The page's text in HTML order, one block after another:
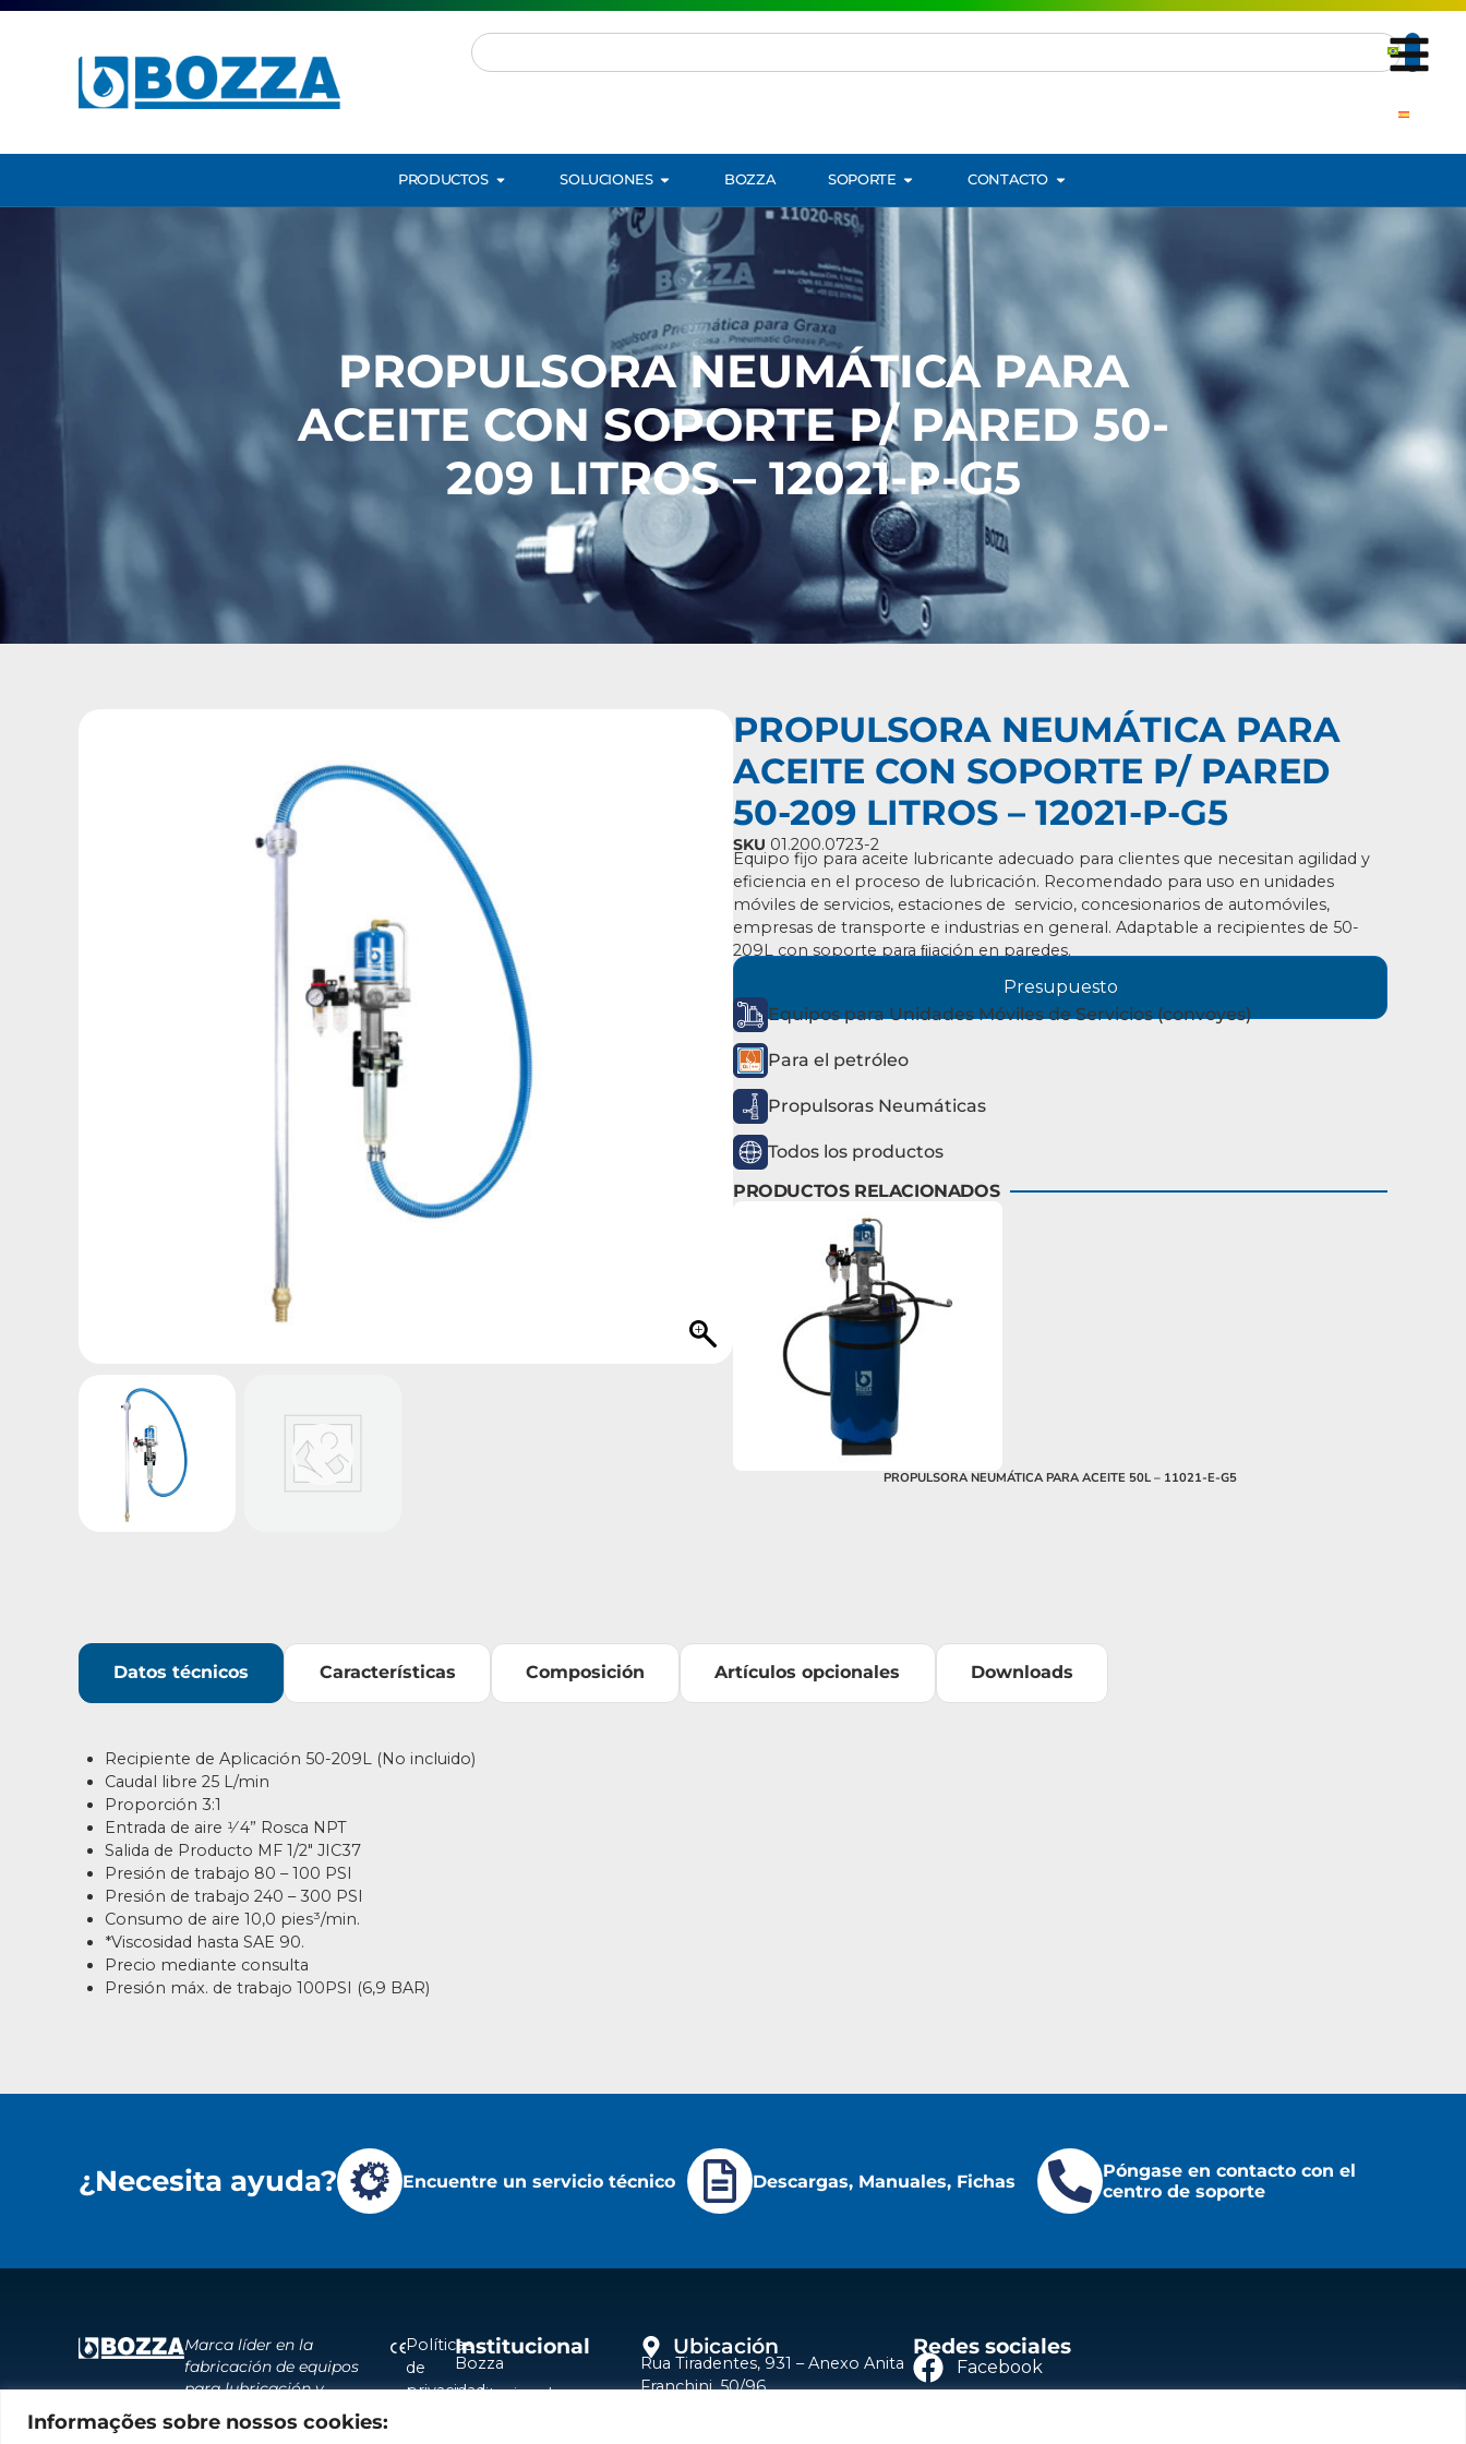
Informações sobre nossos cookies:
PRODUCTOS SOLUCIONES BOZZA SOPORTE CONTACTO
PROPULSORA NEUMÁTICA PARA
ACEITE CON SOPORTE P/ PARED 50-
209 LITROS – 12021-P-G5
PROPULSORA NEUMÁTICA PARA
ACEITE CON SOPORTE P/ PARED
50-209 LITROS – 12021-P-G5
SKU 01.200.0723-2
Equipo fijo para aceite lubricante adecuado para clientes que necesitan agilidad y
eficiencia en el proceso de lubricación. Recomendado para uso en unidades
móviles de servicios, estaciones de servicio, concesionarios de automóviles,
empresas de transporte e industrias en general. Adaptable a recipientes de 50-
209L con soporte para ﬁjación en paredes.
Presupuesto
Equipos para Unidades Móviles de Servicios (convoyes)
Para el petróleo
Propulsoras Neumáticas
Todos los productos
PRODUCTOS RELACIONADOS
PROPULSORA NEUMÁTICA PARA ACEITE 50L – 11021-E-G5
Datos técnicos Características Composición Artículos opcionales Downloads
Recipiente de Aplicación 50-209L (No incluido)
Caudal libre 25 L/min
Proporción 3:1
Entrada de aire 1⁄ 4” Rosca NPT
Salida de Producto MF 1/2″ JIC37
Presión de trabajo 80 – 100 PSI
Presión de trabajo 240 – 300 PSI
Consumo de aire 10,0 pies³/min.
*Viscosidad hasta SAE 90.
Precio mediante consulta
Presión máx. de trabajo 100PSI (6,9 BAR)
¿Necesita ayuda? Encuentre un servicio técnico Descargas, Manuales, Fichas
Póngase en contacto con el
centro de soporte
Marca líder en la
fabricación de equipos
para lubricación y
abastecimiento de
América del Sur.
Políticas
de
privacidad
Institucional
Bozza
Institucional
Ubicación
Rua Tiradentes, 931 – Anexo Anita
Franchini, 50/96
Redes sociales
Facebook